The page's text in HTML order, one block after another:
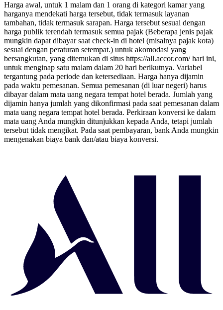
Harga awal, untuk 1 malam dan 1 orang di kategori kamar yang
harganya mendekati harga tersebut, tidak termasuk layanan
tambahan, tidak termasuk sarapan. Harga tersebut sesuai dengan
harga publik terendah termasuk semua pajak (Beberapa jenis pajak
mungkin dapat dibayar saat check-in di hotel (misalnya pajak kota)
sesuai dengan peraturan setempat.) untuk akomodasi yang
bersangkutan, yang ditemukan di situs https://all.accor.com/ hari ini,
untuk menginap satu malam dalam 20 hari berikutnya. Variabel
tergantung pada periode dan ketersediaan. Harga hanya dijamin
pada waktu pemesanan. Semua pemesanan (di luar negeri) harus
dibayar dalam mata uang negara tempat hotel berada. Jumlah yang
dijamin hanya jumlah yang dikonfirmasi pada saat pemesanan dalam
mata uang negara tempat hotel berada. Perkiraan konversi ke dalam
mata uang Anda mungkin ditunjukkan kepada Anda, tetapi jumlah
tersebut tidak mengikat. Pada saat pembayaran, bank Anda mungkin
mengenakan biaya bank dan/atau biaya konversi.